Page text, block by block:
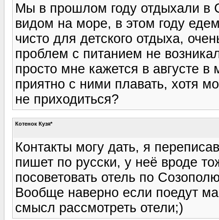
Мы в прошлом году отдыхали в
видом на море, в этом году
чисто для детского отдыха,
проблем с питанием не
просто мне кажется в августе
приятно с ними плавать, хотя
не приходиться?
Котенок Кузя*
Контакты могу дать, я
пишет по русски, у неё вроде
посоветовать отель по
Вообще наверно если поедут
смысл рассмотреть отели;)